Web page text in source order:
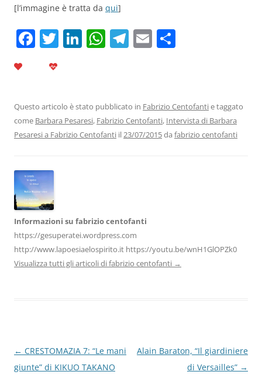
[l’immagine è tratta da qui]
F
b
o
k
T Li
dI
n
W
A
p
T
a
m
E
vi
di
Questo articolo è stato pubblicato in Fabrizio Centofantie taggato
come Barbara Pesaresi, Fabrizio Centofanti, Intervista di Barbara
Pesaresi a Fabrizio Centofanti il23/07/2015da fabrizio centofanti
Informazioni su fabrizio centofanti
https://gesuperatei.wordpress.com
http://www.lapoesiaelospirito.it https://youtu.be/wnH1GlOPZk0
Visualizza tutti gli articoli di fabrizio centofanti →
Navigazione
articolo
← CRESTOMAZIA 7: “Le mani
giunte” di KIKUO TAKANO
Alain Baraton, “Il giardiniere
di Versailles” →